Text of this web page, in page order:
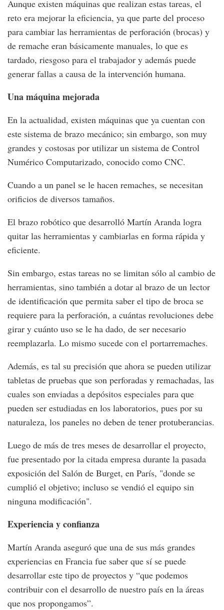
Aunque existen máquinas que realizan estas tareas, el
reto era mejorar la eficiencia, ya que parte del proceso
para cambiar las herramientas de perforación (brocas) y
de remache eran básicamente manuales, lo que es
tardado, riesgoso para el trabajador y además puede
generar fallas a causa de la intervención humana.
Una máquina mejorada
En la actualidad, existen máquinas que ya cuentan con
este sistema de brazo mecánico; sin embargo, son muy
grandes y costosas por utilizar un sistema de Control
Numérico Computarizado, conocido como CNC.
Cuando a un panel se le hacen remaches, se necesitan
orificios de diversos tamaños.
El brazo robótico que desarrolló Martín Aranda logra
quitar las herramientas y cambiarlas en forma rápida y
eficiente.
Sin embargo, estas tareas no se limitan sólo al cambio de
herramientas, sino también a dotar al brazo de un lector
de identificación que permita saber el tipo de broca se
requiere para la perforación, a cuántas revoluciones debe
girar y cuánto uso se le ha dado, de ser necesario
reemplazarla. Lo mismo sucede con el portarremaches.
Además, es tal su precisión que ahora se pueden utilizar
tabletas de pruebas que son perforadas y remachadas, las
cuales son enviadas a depósitos especiales para que
pueden ser estudiadas en los laboratorios, pues por su
naturaleza, los paneles no deben de tener protuberancias.
Luego de más de tres meses de desarrollar el proyecto,
fue presentado por la citada empresa durante la pasada
exposición del Salón de Burget, en París, "donde se
cumplió el objetivo; incluso se vendió el equipo sin
ninguna modificación".
Experiencia y confianza
Martín Aranda aseguró que una de sus más grandes
experiencias en Francia fue saber que sí se puede
desarrollar este tipo de proyectos y “que podemos
contribuir con el desarrollo de nuestro país en la áreas
que nos propongamos”.